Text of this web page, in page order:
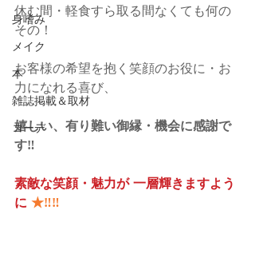
身嗜み
メイク
本
雑誌掲載＆取材
コーデ
休む間・軽食すら取る間なくても何の
その！
お客様の希望を抱く笑顔のお役に・お
力になれる喜び、
嬉しい、有り難い御縁・機会に感謝で
す‼
素敵な笑顔・魅力が 一層輝きますよう
に ★‼‼